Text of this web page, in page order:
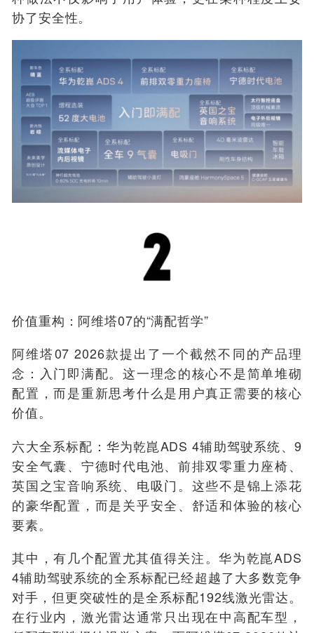
协了安全性。
价值重构：阿维塔07的“满配哲学”
阿维塔07 2026款提出了一个截然不同的产品理
念：入门即满配。这一理念的核心不是简单堆砌
配置，而是重新思考什么是用户真正需要的核心
价值。
六大全系标配：华为乾崑ADS 4辅助驾驶系统、9
安全气囊、宁德时代电池、前排双零重力座椅、
英国之宝音响系统、电吸门。这些不是锦上添花
的豪华配置，而是关乎安全、舒适和体验的核心
要素。
其中，有几个配置尤其值得关注。华为乾崑ADS
4辅助驾驶系统的全系标配已经超越了大多数竞争
对手，但更突破性的是全系标配192线激光雷达。
在行业内，激光雷达通常只出现在中高配车型，